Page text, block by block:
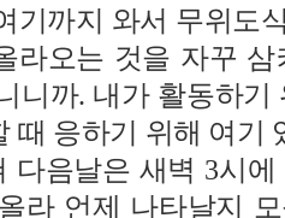
기까지 와서 무위도
라오는 것을 자꾸
니까. 내가 활동하기
때 응하기 위해 여기
다음날은 새벽 3시
라 언제 나타날지